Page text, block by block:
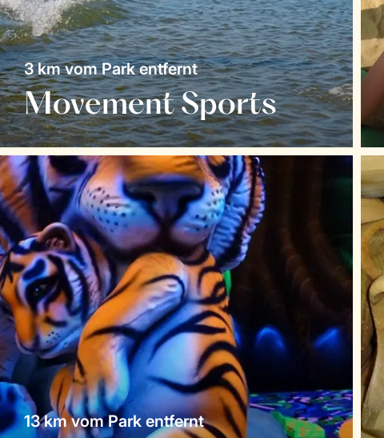
Movement Sports
3 km vom Park entfernt
13 km vom Park entfernt